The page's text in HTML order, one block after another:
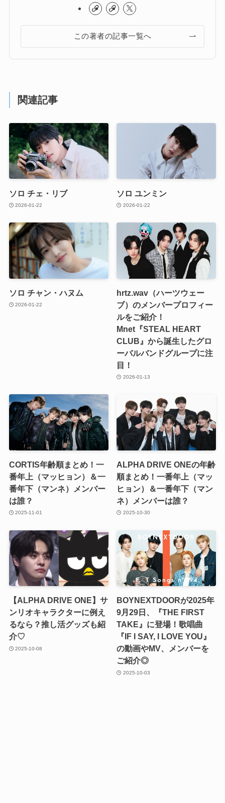
この著者の記事一覧へ
関連記事
ソロ チェ・リブ
2026-01-22
ソロ ユンミン
2026-01-22
ソロ チャン・ハヌム
2026-01-22
hrtz.wav（ハーツウェー
ブ）のメンバープロフィー
ルをご紹介！
Mnet『STEAL HEART
CLUB』から誕生したグロ
ーバルバンドグループに注
目！
2026-01-13
CORTIS年齢順まとめ！一
番年上（マッヒョン）＆一
番年下（マンネ）メンバー
は誰？
2025-11-01
ALPHA DRIVE ONEの年齢
順まとめ！一番年上（マッ
ヒョン）＆一番年下（マン
ネ）メンバーは誰？
2025-10-30
【ALPHA DRIVE ONE】サ
ンリオキャラクターに例え
るなら？推し活グッズも紹
介♡
2025-10-08
BOYNEXTDOORが2025年
9月29日、『THE FIRST
TAKE』に登場！歌唱曲
『IF I SAY, I LOVE YOU』
の動画やMV、メンバーを
ご紹介◎
2025-10-03